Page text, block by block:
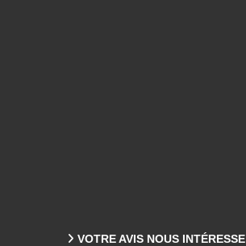
VOTRE AVIS NOUS INTÉRESSE